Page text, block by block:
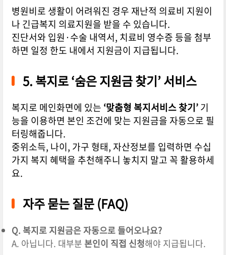
병원비로 생활이 어려워진 경우 재난적 의료비 지원이
나 긴급복지 의료지원을 받을 수 있습니다.
진단서와 입원·수술 내역서, 치료비 영수증 등을 첨부
하면 일정 한도 내에서 지원금이 지급됩니다.
5. 복지로 ‘숨은 지원금 찾기’ 서비스
복지로 메인화면에 있는 ‘맞춤형 복지서비스 찾기’기
능을 이용하면 본인 조건에 맞는 지원금을 자동으로 필
터링해줍니다.
중위소득, 나이, 가구 형태, 자산정보를 입력하면 수십
가지 복지 혜택을 추천해주니 놓치지 말고 꼭 활용하세
요.
자주 묻는 질문 (FAQ)
Q. 복지로 지원금은 자동으로 들어오나요?
A. 아닙니다. 대부분 본인이 직접 신청해야 지급됩니다.